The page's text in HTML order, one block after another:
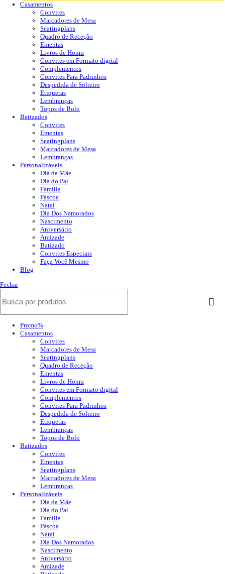
Casamentos
Convites
Marcadores de Mesa
Seatingplans
Quadro de Receção
Ementas
Livros de Honra
Convites em Formato digital
Complementos
Convites Para Padrinhos
Despedida de Solteiro
Etiquetas
Lembranças
Topos de Bolo
Batizados
Convites
Ementas
Seatingplans
Marcadores de Mesa
Lembranças
Personalizáveis
Dia da Mãe
Dia do Pai
Família
Páscoa
Natal
Dia Dos Namorados
Nascimento
Aniversário
Amizade
Batizado
Convites Especiais
Faça Você Mesmo
Blog
Fechar
Promo%
Casamentos
Convites
Marcadores de Mesa
Seatingplans
Quadro de Receção
Ementas
Livros de Honra
Convites em Formato digital
Complementos
Convites Para Padrinhos
Despedida de Solteiro
Etiquetas
Lembranças
Topos de Bolo
Batizados
Convites
Ementas
Seatingplans
Marcadores de Mesa
Lembranças
Personalizáveis
Dia da Mãe
Dia do Pai
Família
Páscoa
Natal
Dia Dos Namorados
Nascimento
Aniversário
Amizade